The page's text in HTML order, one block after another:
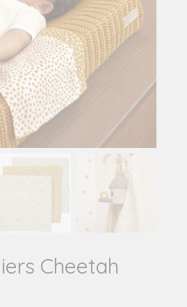
Cheetah